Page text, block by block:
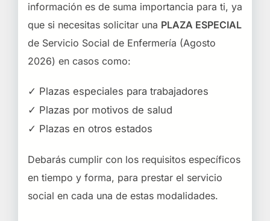
información es de suma importancia para ti, ya
que si necesitas solicitar una PLAZA ESPECIAL
de Servicio Social de Enfermería (Agosto
2026) en casos como:
✓ Plazas especiales para trabajadores
✓ Plazas por motivos de salud
✓ Plazas en otros estados
Debarás cumplir con los requisitos específicos
en tiempo y forma, para prestar el servicio
social en cada una de estas modalidades.